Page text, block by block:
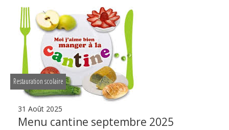
Restauration scolaire
31 Août 2025
Menu cantine septembre 2025